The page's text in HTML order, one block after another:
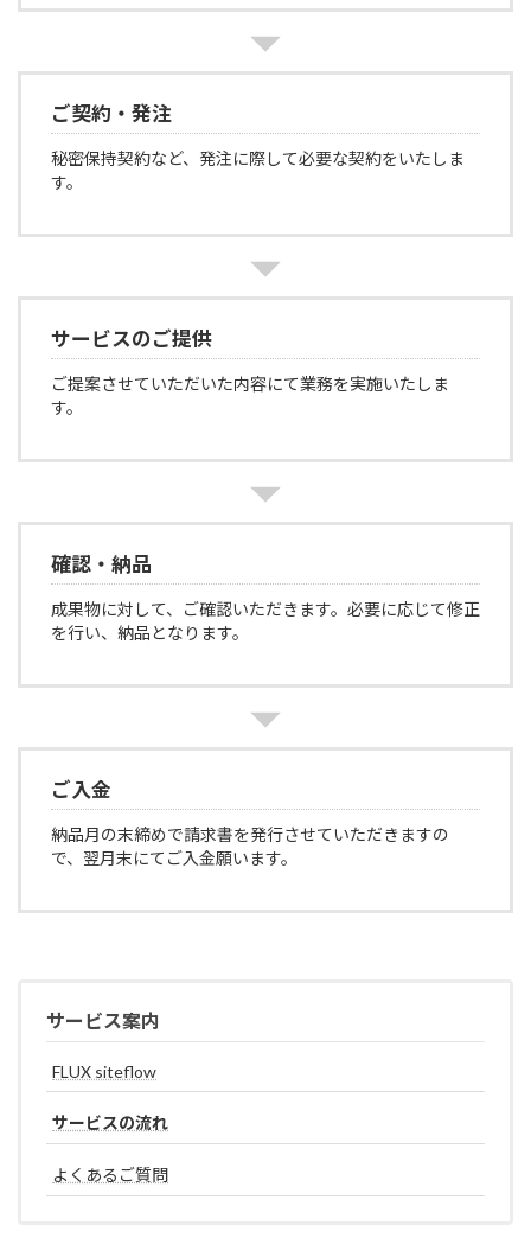
ご契約・発注
秘密保持契約など、発注に際して必要な契約をいたしま
す。
サービスのご提供
ご提案させていただいた内容にて業務を実施いたしま
す。
確認・納品
成果物に対して、ご確認いただきます。必要に応じて修正
を行い、納品となります。
ご入金
納品月の末締めで請求書を発行させていただきますの
で、翌月末にてご入金願います。
サービス案内
FLUX siteflow
サービスの流れ
よくあるご質問